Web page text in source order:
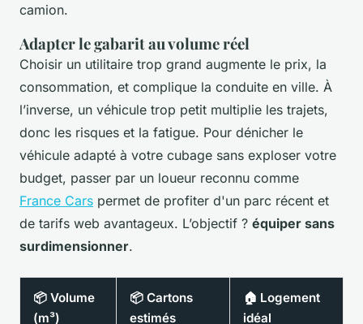
camion.
Adapter le gabarit au volume réel
Choisir un utilitaire trop grand augmente le prix, la
consommation, et complique la conduite en ville. À
l’inverse, un véhicule trop petit multiplie les trajets,
donc les risques et la fatigue. Pour dénicher le
véhicule adapté à votre cubage sans exploser votre
budget, passer par un loueur reconnu comme
France Cars permet de profiter d'un parc récent et
de tarifs web avantageux. L’objectif ? équiper sans
surdimensionner.
📦 Volume
(m³)
📦 Cartons
estimés
🏠 Logement
idéal